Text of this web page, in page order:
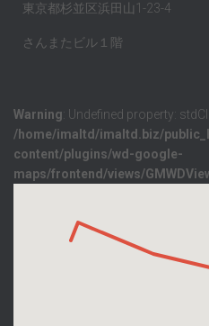
東京都杉並区浜田山1-23-4
さんまたビル１階
Warning: Undefined property:
/home/imaltd/imaltd.biz/
content/plugins/wd-google-
maps/frontend/views/